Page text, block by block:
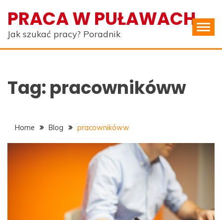
content
PRACA W PUŁAWACH
Jak szukać pracy? Poradnik
Tag: pracownikóww
Home Blog pracownikóww